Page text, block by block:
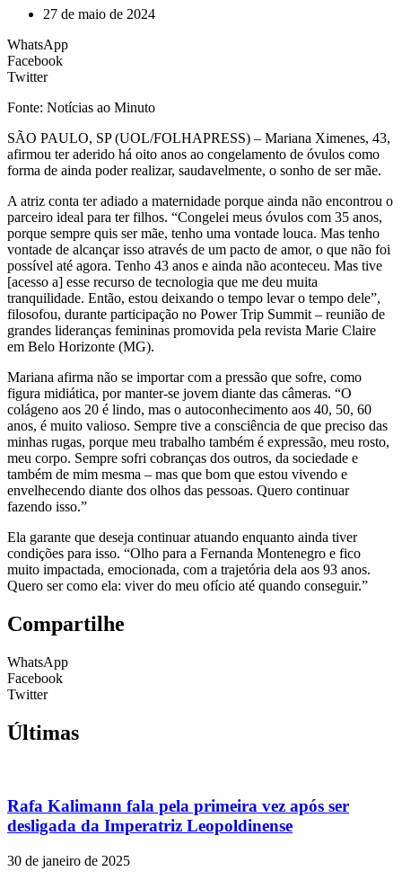
27 de maio de 2024
WhatsApp
Facebook
Twitter
Fonte: Notícias ao Minuto
SÃO PAULO, SP (UOL/FOLHAPRESS) – Mariana Ximenes, 43,
afirmou ter aderido há oito anos ao congelamento de óvulos como
forma de ainda poder realizar, saudavelmente, o sonho de ser mãe.
A atriz conta ter adiado a maternidade porque ainda não encontrou o
parceiro ideal para ter filhos. “Congelei meus óvulos com 35 anos,
porque sempre quis ser mãe, tenho uma vontade louca. Mas tenho
vontade de alcançar isso através de um pacto de amor, o que não foi
possível até agora. Tenho 43 anos e ainda não aconteceu. Mas tive
[acesso a] esse recurso de tecnologia que me deu muita
tranquilidade. Então, estou deixando o tempo levar o tempo dele”,
filosofou, durante participação no Power Trip Summit – reunião de
grandes lideranças femininas promovida pela revista Marie Claire
em Belo Horizonte (MG).
Mariana afirma não se importar com a pressão que sofre, como
figura midiática, por manter-se jovem diante das câmeras. “O
colágeno aos 20 é lindo, mas o autoconhecimento aos 40, 50, 60
anos, é muito valioso. Sempre tive a consciência de que preciso das
minhas rugas, porque meu trabalho também é expressão, meu rosto,
meu corpo. Sempre sofri cobranças dos outros, da sociedade e
também de mim mesma – mas que bom que estou vivendo e
envelhecendo diante dos olhos das pessoas. Quero continuar
fazendo isso.”
Ela garante que deseja continuar atuando enquanto ainda tiver
condições para isso. “Olho para a Fernanda Montenegro e fico
muito impactada, emocionada, com a trajetória dela aos 93 anos.
Quero ser como ela: viver do meu ofício até quando conseguir.”
Compartilhe
WhatsApp
Facebook
Twitter
Últimas
Rafa Kalimann fala pela primeira vez após ser
desligada da Imperatriz Leopoldinense
30 de janeiro de 2025